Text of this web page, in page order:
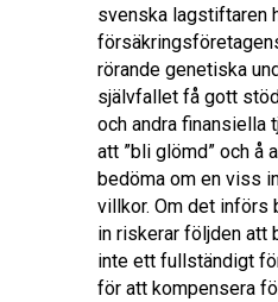
svenska lagstiftaren
rörande genetiska
självfallet få gott
och andra finansiella
att ”bli glömd” och å
bedöma om en viss
villkor. Om det införs
in riskerar följden att
inte ett fullständigt
för att kompensera